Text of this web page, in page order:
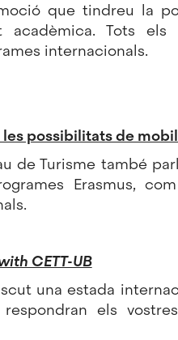
que tindreu la
acadèmica. Tots
internacionals.
possibilitats de
de Turisme també
Erasmus,
CETT-UB
una estada
els